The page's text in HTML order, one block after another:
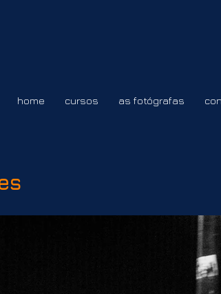
home cursos as fotógrafas